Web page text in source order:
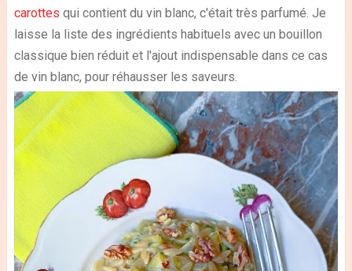
carottes qui contient du vin blanc, c'était très parfumé. Je
laisse la liste des ingrédients habituels avec un bouillon
classique bien réduit et l'ajout indispensable dans ce cas
de vin blanc, pour réhausser les saveurs.